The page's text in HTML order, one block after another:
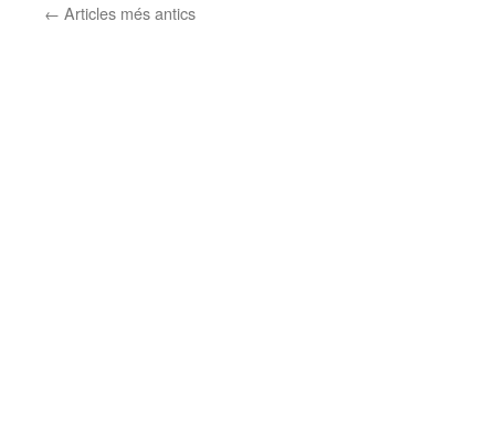
← Articles més antics